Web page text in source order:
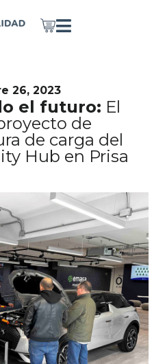
26, 2023
el futuro: El
de
de carga del
Hub en Prisa